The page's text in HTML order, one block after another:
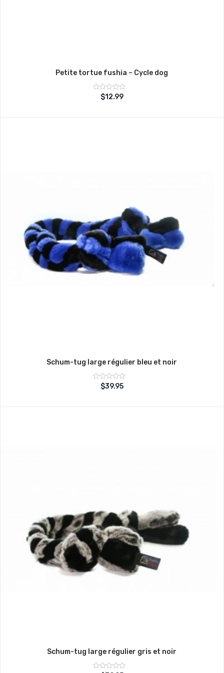
Petite tortue fushia – Cycle dog
Note
sur
$12.99
Schum-tug large régulier bleu et noir
Note
sur
$39.95
Schum-tug large régulier gris et noir